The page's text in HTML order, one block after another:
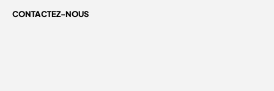
CONTACTEZ-NOUS